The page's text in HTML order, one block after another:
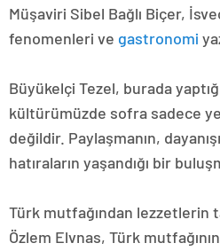
Müşaviri Sibel Bağlı Biçer,
fenomenleri ve gastronomi
Büyükelçi Tezel, burada
kültürümüzde sofra sadece
değildir. Paylaşmanın,
hatıraların yaşandığı bir
Türk mutfağından lezzetlerin
Özlem Elvnas, Türk